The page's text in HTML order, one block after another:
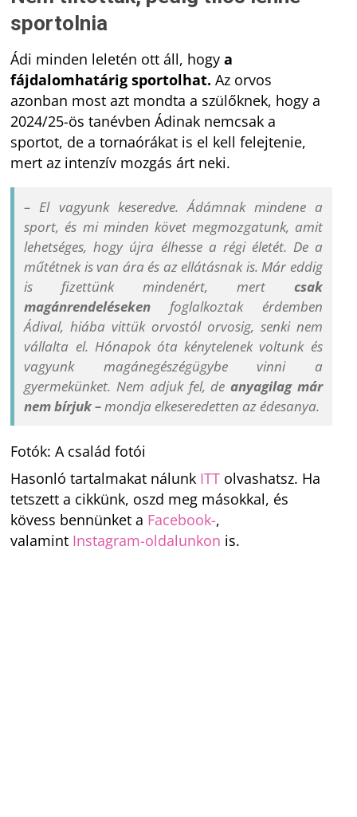
sportolnia
Ádi minden leletén ott áll, hogya
fájdalomhatárig sportolhat. Az orvos
azonban most azt mondta a szülőknek, hogy a
2024/25-ös tanévben Ádinak nemcsak a
sportot, de a tornaórákat is el kell felejtenie,
mert az intenzív mozgás árt neki.
– El vagyunk keseredve. Ádámnak mindene a
sport, és mi minden követ megmozgatunk, amit
lehetséges, hogy újra élhesse a régi életét. De a
műtétnek is van ára és az ellátásnak is. Már eddig
is fizettünk mindenért, mert csak
magánrendeléseken foglalkoztak érdemben
Ádival, hiába vittük orvostól orvosig, senki nem
vállalta el. Hónapok óta kénytelenek voltunk és
vagyunk magánegészégügybe vinni a
gyermekünket. Nem adjuk fel, de anyagilag már
nem bírjuk –mondja elkeseredetten az édesanya.
Fotók: A család fotói
Hasonló tartalmakat nálunk ITT olvashatsz. Ha
tetszett a cikkünk, oszd meg másokkal, és
kövess bennünket a Facebook-,
valamint Instagram-oldalunkon is.